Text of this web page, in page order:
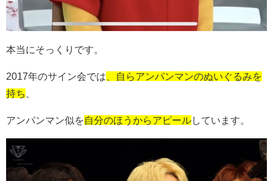
本当にそっくりです。
2017年のサイン会では 、自らアンパンマンのぬいぐるみを
持ち
アンパンマン似を自分のほうからアピールしています。